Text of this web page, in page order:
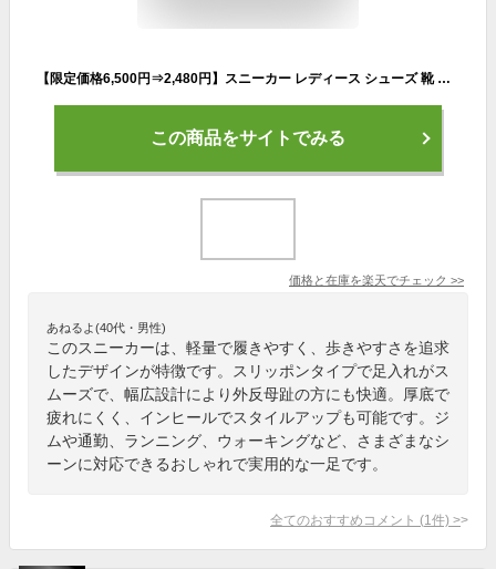
【限定価格6,500円⇒2,480円】スニーカー レディース シューズ 靴 黒 白 スリッポン 厚底 軽量 ウォーキングシューズ おしゃれ 幅広 かわいい ウォーキング 歩きやすい ジム 履きやすい 疲れにくい きれいめ 外反母趾 インヒール ランニング 体育館 通勤 運動靴
この商品をサイトでみる
価格と在庫を楽天でチェック >>
あねるよ(40代・男性)
このスニーカーは、軽量で履きやすく、歩きやすさを追求
したデザインが特徴です。スリッポンタイプで足入れがス
ムーズで、幅広設計により外反母趾の方にも快適。厚底で
疲れにくく、インヒールでスタイルアップも可能です。ジ
ムや通勤、ランニング、ウォーキングなど、さまざまなシ
ーンに対応できるおしゃれで実用的な一足です。
全てのおすすめコメント (1 件) >